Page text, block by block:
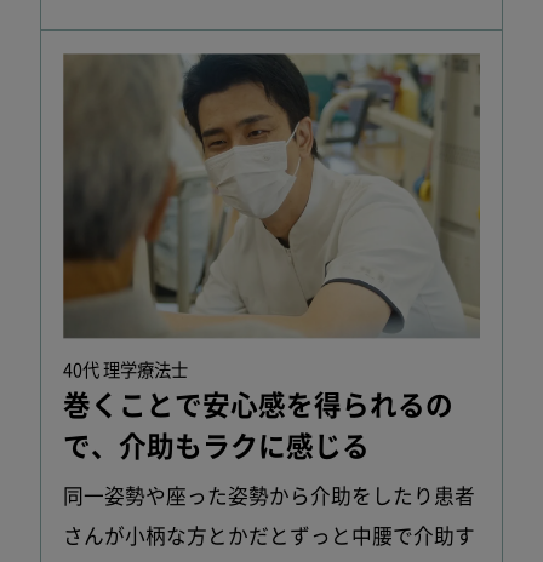
40代 理学療法士
巻くことで安心感を得られるの
で、 介助もラクに感じる
同一姿勢や座った姿勢から介助をしたり患者
さんが小柄な方とかだとずっと中腰で介助す